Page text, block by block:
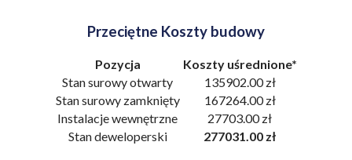
Przeciętne Koszty budowy
Pozycja
Koszty uśrednione*
Stan surowy otwarty
135902.00 zł
Stan surowy zamknięty
167264.00 zł
Instalacje wewnętrzne
27703.00 zł
Stan deweloperski
277031.00 zł